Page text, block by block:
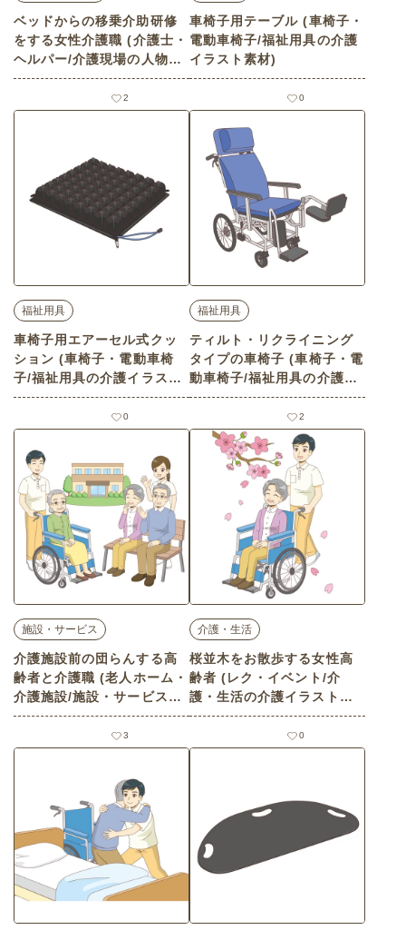
ベッドからの移乗介助研修
をする女性介護職 (介護士・
ヘルパー/介護現場の人物の
介護イラスト素材)
2
車椅子用テーブル (車椅子・
電動車椅子/福祉用具の介護
イラスト素材)
0
福祉用具
車椅子用エアーセル式クッ
ション (車椅子・電動車椅
子/福祉用具の介護イラスト
素材)
0
福祉用具
ティルト・リクライニング
タイプの車椅子 (車椅子・電
動車椅子/福祉用具の介護イ
ラスト素材)
2
施設・サービス
介護施設前の団らんする高
齢者と介護職 (老人ホーム・
介護施設/施設・サービスの
介護イラスト素材)
3
介護・生活
桜並木をお散歩する女性高
齢者 (レク・イベント/介
護・生活の介護イラスト素
材)
0